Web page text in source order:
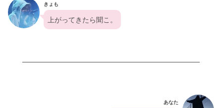
きょも
上がってきたら聞こ。
あなた